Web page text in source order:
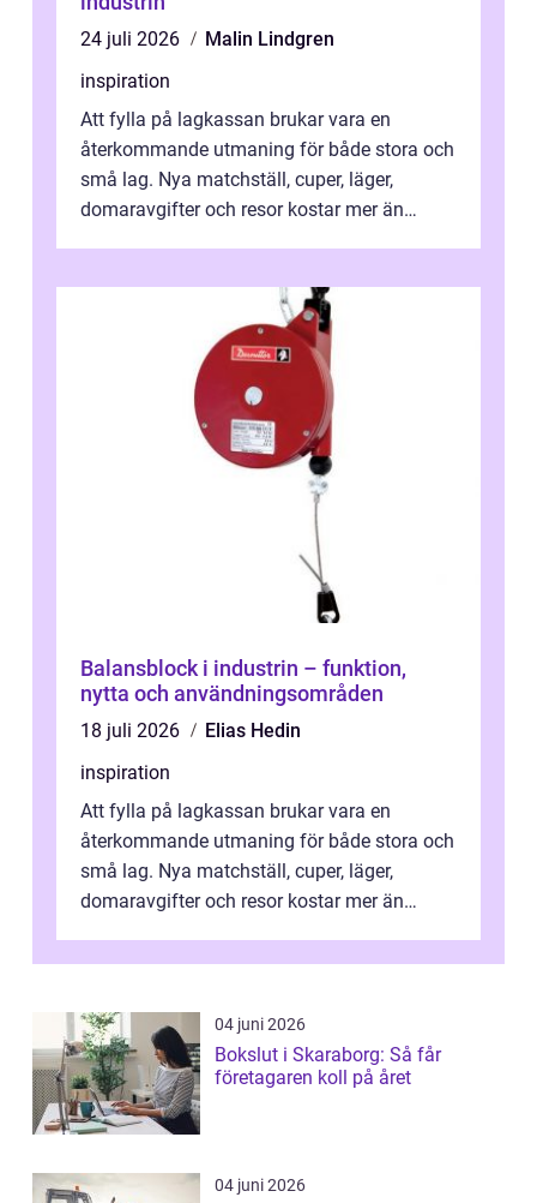
24 juli 2026
Malin Lindgren
inspiration
Att fylla på lagkassan brukar vara en
återkommande utmaning för både stora och
små lag. Nya matchställ, cuper, läger,
domaravgifter och resor kostar mer än
Balansblock i industrin – funktion,
nytta och användningsområden
18 juli 2026
Elias Hedin
inspiration
Att fylla på lagkassan brukar vara en
återkommande utmaning för både stora och
små lag. Nya matchställ, cuper, läger,
domaravgifter och resor kostar mer än
behöver...
04 juni 2026
Bokslut i Skaraborg: Så får
företagaren koll på året
04 juni 2026